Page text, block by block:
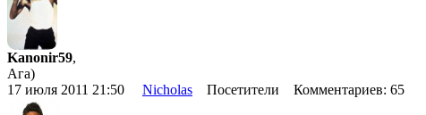
Kanonir59,
Ага)
17 июля 2011 21:50 Nicholas Посетители Комментариев: 65